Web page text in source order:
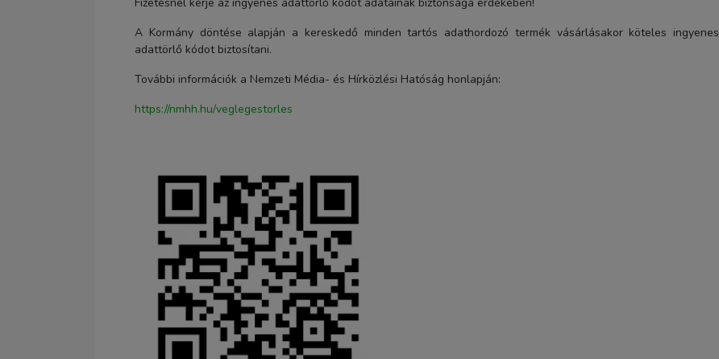
A Kormány döntése alapján a kereskedő minden tartós adathordozó termék vásárlásakor köteles ingyenes
adattörlő kódot biztosítani.
További információk a Nemzeti Média- és Hírközlési Hatóság honlapján:
https://nmhh.hu/veglegestorles